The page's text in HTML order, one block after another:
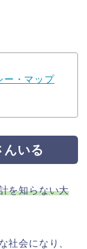
ー・マップ
んいる
を知らない大
社会になり、
ール